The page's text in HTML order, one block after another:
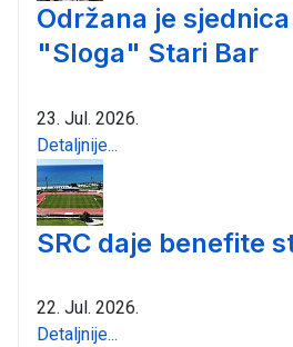
Održana je
"Sloga" Stari Bar
23. Jul. 2026.
Detaljnije...
SRC daje benefite
22. Jul. 2026.
Detaljnije...